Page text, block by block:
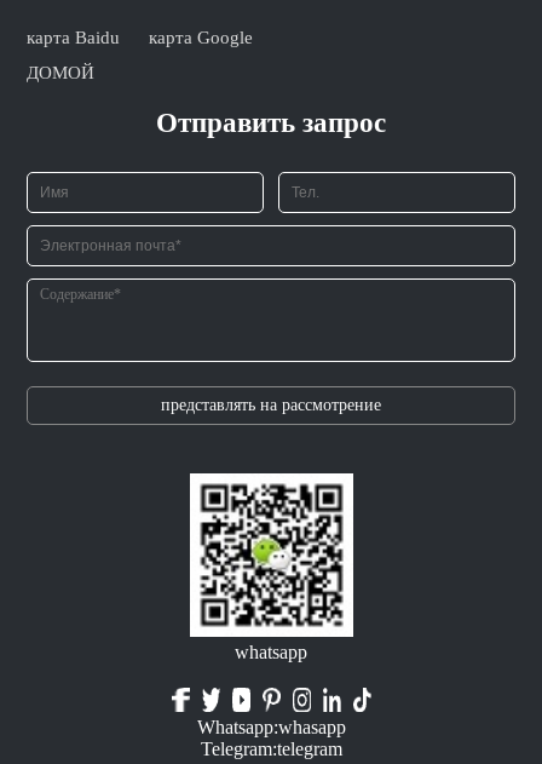
карта Baidu
карта Google
ДОМОЙ
Отправить запрос
представлять на рассмотрение
whatsapp
Whatsapp:whasapp
Telegram:telegram